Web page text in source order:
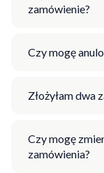
zamówienie?
Czy mogę
Złożyłam dwa
Czy mogę
zamówienia?